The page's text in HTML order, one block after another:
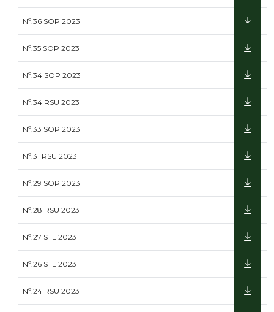
Nº.36 SOP 2023
Nº.35 SOP 2023
Nº.34 SOP 2023
Nº.34 RSU 2023
Nº.33 SOP 2023
Nº.31 RSU 2023
Nº.29 SOP 2023
Nº.28 RSU 2023
Nº.27 STL 2023
Nº.26 STL 2023
Nº.24 RSU 2023